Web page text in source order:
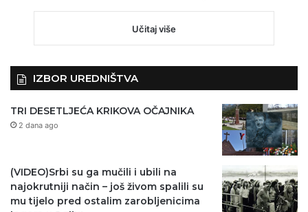
Učitaj više
IZBOR UREDNIŠTVA
TRI DESETLJEĆA KRIKOVA OČAJNIKA
2 dana ago
(VIDEO)Srbi su ga mučili i ubili na
najokrutniji način – još živom spalili su
mu tijelo pred ostalim zarobljenicima